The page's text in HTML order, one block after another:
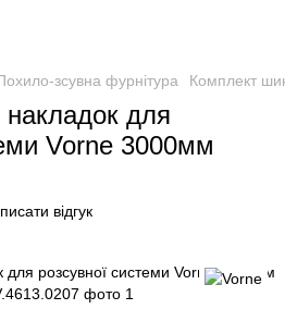
зсувна фурнітура Комплект
для
Vorne 3000мм
відгук